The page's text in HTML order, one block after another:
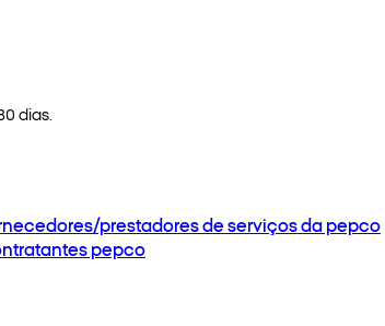
dias.
prestadores de serviços da pepco
pepco